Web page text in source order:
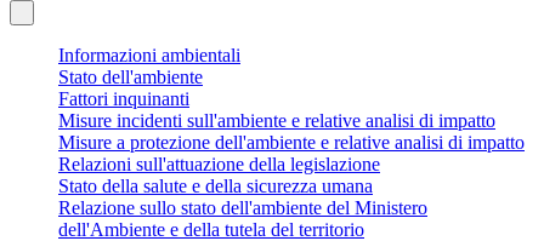
Informazioni ambientali
Stato dell'ambiente
Fattori inquinanti
Misure incidenti sull'ambiente e relative analisi di impatto
Misure a protezione dell'ambiente e relative analisi di impatto
Relazioni sull'attuazione della legislazione
Stato della salute e della sicurezza umana
Relazione sullo stato dell'ambiente del Ministero
dell'Ambiente e della tutela del territorio